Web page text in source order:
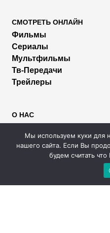
СМОТРЕТЬ ОНЛАЙН
Фильмы
Сериалы
Мультфильмы
Тв-Передачи
Трейлеры
О НАС
Правообладателям
Размещение рекламы
Мы используем куки для
нашего сайта. Если Вы
будем считать что